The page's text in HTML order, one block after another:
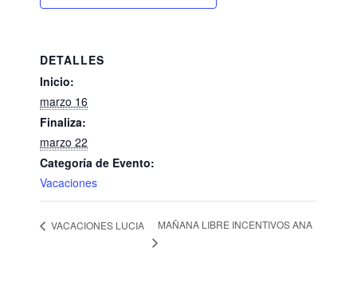
DETALLES
Inicio:
marzo 16
Finaliza:
marzo 22
Categoría de Evento:
Vacaciones
VACACIONES LUCIA MAÑANA LIBRE INCENTIVOS ANA